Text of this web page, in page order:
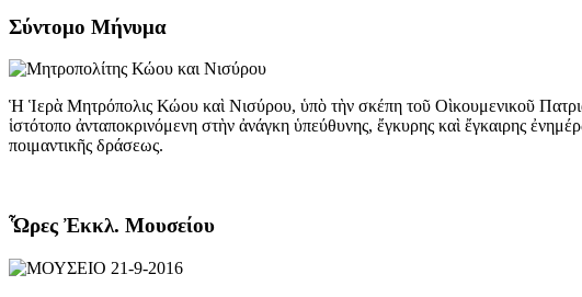
Σύντομο Μήνυμα
Ἡ Ἱερὰ Μητρόπολις Κώου καὶ Νισύρου, ὑπὸ τὴν σκέπη τοῦ Οὶκουμενικοῦ
ἱστότοπο ἀνταποκρινόμενη στὴν ἀνάγκη ὑπεύθυνης, ἔγκυρης καὶ ἔγκαιρης
ποιμαντικῆς δράσεως.
Ὧρες Ἐκκλ. Μουσείου